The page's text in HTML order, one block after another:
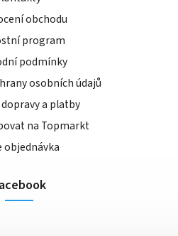
obchodu
program
podmínky
osobních údajů
a platby
na Topmarkt
objednávka